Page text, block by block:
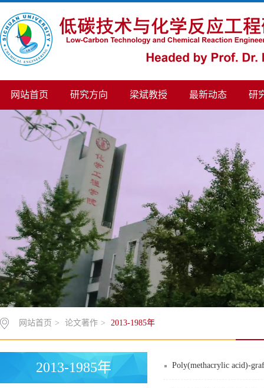
网站首页 研究方向 梁斌教授 最新动态 研
网站首页 > 论文著作 > 2013-1985年
2013-1985年 Poly(methacrylic acid)-